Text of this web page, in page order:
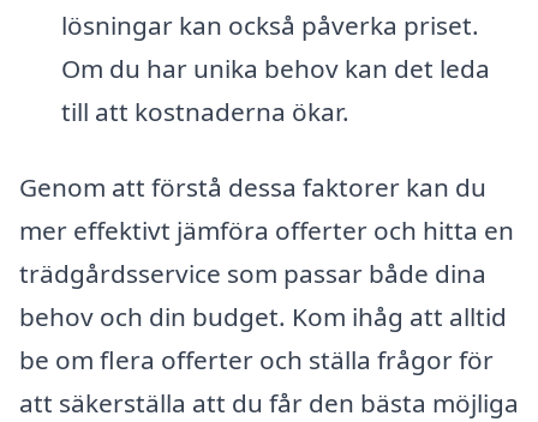
lösningar kan också påverka priset.
Om du har unika behov kan det leda
till att kostnaderna ökar.
Genom att förstå dessa faktorer kan du
mer effektivt jämföra offerter och hitta en
trädgårdsservice som passar både dina
behov och din budget. Kom ihåg att alltid
be om flera offerter och ställa frågor för
att säkerställa att du får den bästa möjliga